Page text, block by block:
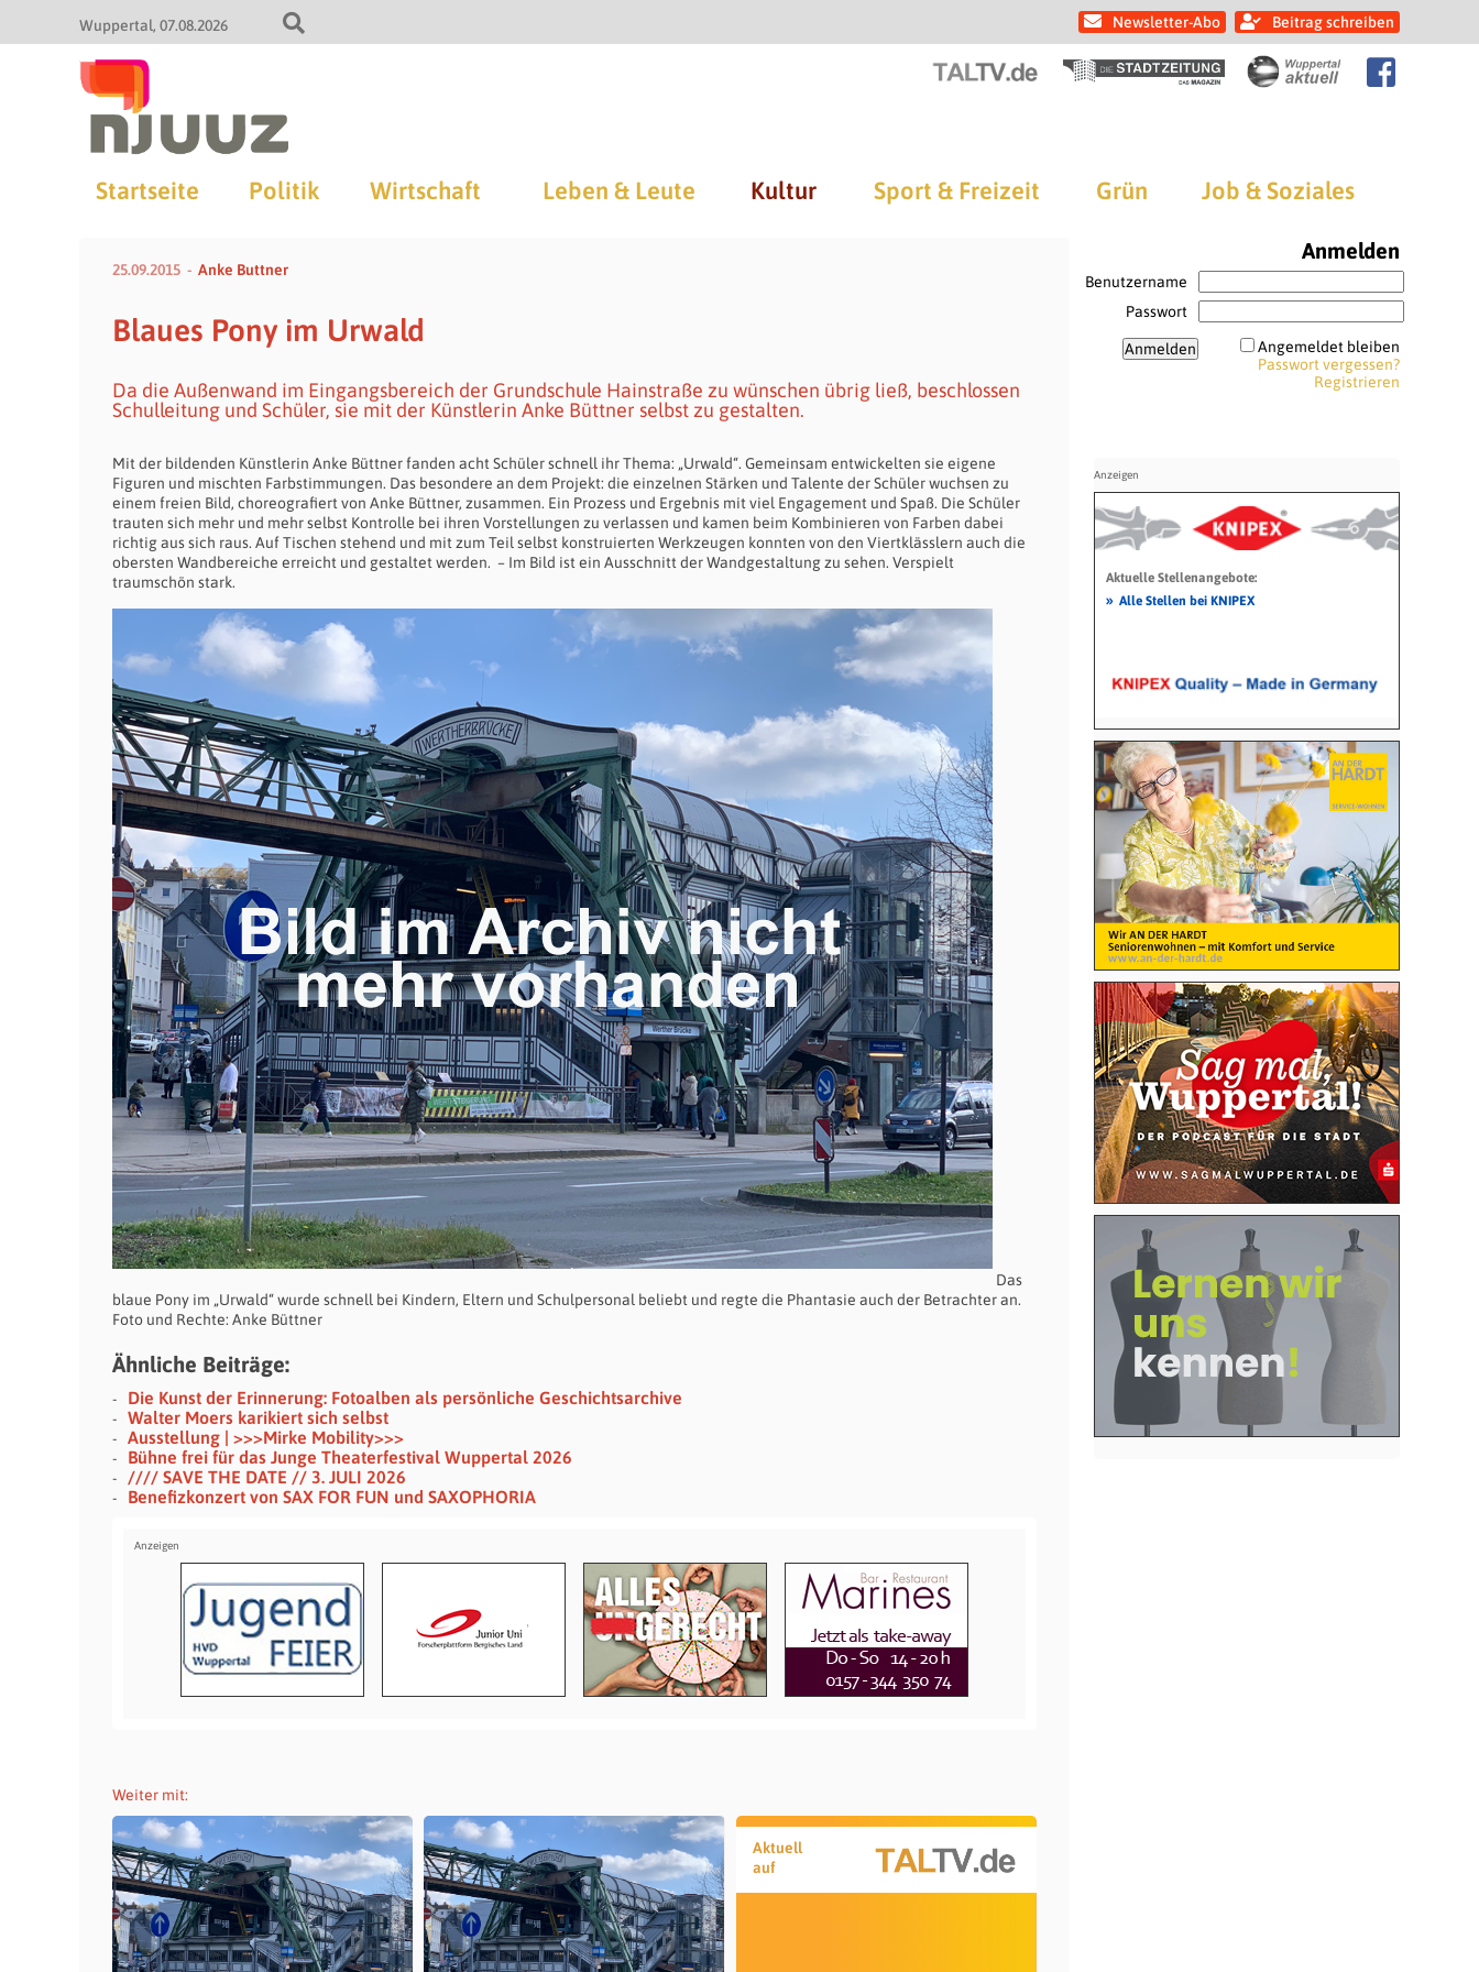
Wuppertal 07.08.2026 Newsletter-Abo Beitrag schreiben
Startseite Politik Wirtschaft Leben & Leute Kultur Sport & Freizeit Grün Job & Soziales
25.09.2015 Anke Buttner
Blaues Pony im Urwald
Da die Außenwand im Eingangsbereich der Grundschule Hainstraße zu wünschen übrig ließ, beschlossen
Schulleitung und Schüler, sie mit der Künstlerin Anke Büttner selbst zu gestalten.
Mit der bildenden Künstlerin Anke Büttner fanden acht Schüler schnell ihr Thema: „Urwald“. Gemeinsam entwickelten sie eigene
Figuren und mischten Farbstimmungen. Das besondere an dem Projekt: die einzelnen Stärken und Talente der Schüler wuchsen zu
einem freien Bild, choreografiert von Anke Büttner, zusammen. Ein Prozess und Ergebnis mit viel Engagement und Spaß. Die Schüler
trauten sich mehr und mehr selbst Kontrolle bei ihren Vorstellungen zu verlassen und kamen beim Kombinieren von Farben dabei
richtig aus sich raus. Auf Tischen stehend und mit zum Teil selbst konstruierten Werkzeugen konnten von den Viertklässlern auch die
obersten Wandbereiche erreicht und gestaltet werden. – Im Bild ist ein Ausschnitt der Wandgestaltung zu sehen. Verspielt
traumschön stark.
Das
blaue Pony im „Urwald“ wurde schnell bei Kindern, Eltern und Schulpersonal beliebt und regte die Phantasie auch der Betrachter an.
Foto und Rechte: Anke Büttner
Ähnliche Beiträge:
Die Kunst der Erinnerung: Fotoalben als persönliche Geschichtsarchive
Walter Moers karikiert sich selbst
Ausstellung | >>>Mirke Mobility>>>
Bühne frei für das Junge Theaterfestival Wuppertal 2026
//// SAVE THE DATE // 3. JULI 2026
Benefizkonzert von SAX FOR FUN und SAXOPHORIA
Weiter mit:
Aktuell
auf
Anmelden
Benutzername
Passwort
Angemeldet bleiben
Passwort vergessen?
Registrieren
Aktuelle Stellenangebote:
» Alle Stellen bei KNIPEX